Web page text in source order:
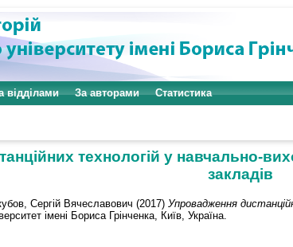
відділами За авторами Статистика
технологій у навчально-
закладів
Сергій Вячеславович (2017) Упровадження
імені Бориса Грінченка, Київ, Україна.